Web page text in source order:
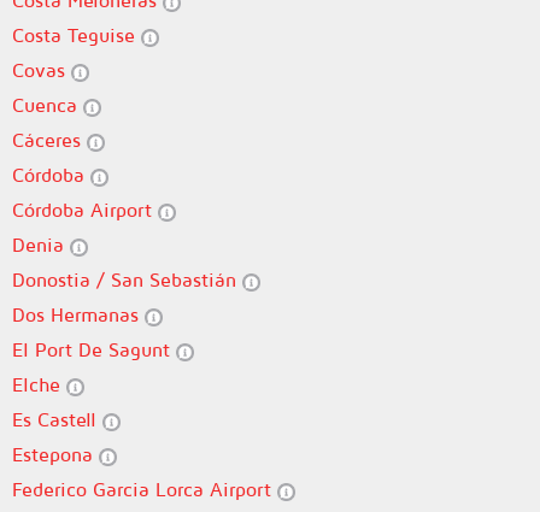
Costa Teguise
Covas
Cuenca
Cáceres
Córdoba
Córdoba Airport
Denia
Donostia / San Sebastián
Dos Hermanas
El Port De Sagunt
Elche
Es Castell
Estepona
Federico Garcia Lorca Airport